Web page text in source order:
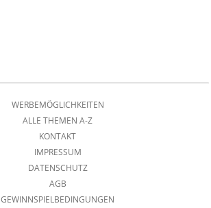
WERBEMÖGLICHKEITEN
ALLE THEMEN A-Z
KONTAKT
IMPRESSUM
DATENSCHUTZ
AGB
GEWINNSPIELBEDINGUNGEN